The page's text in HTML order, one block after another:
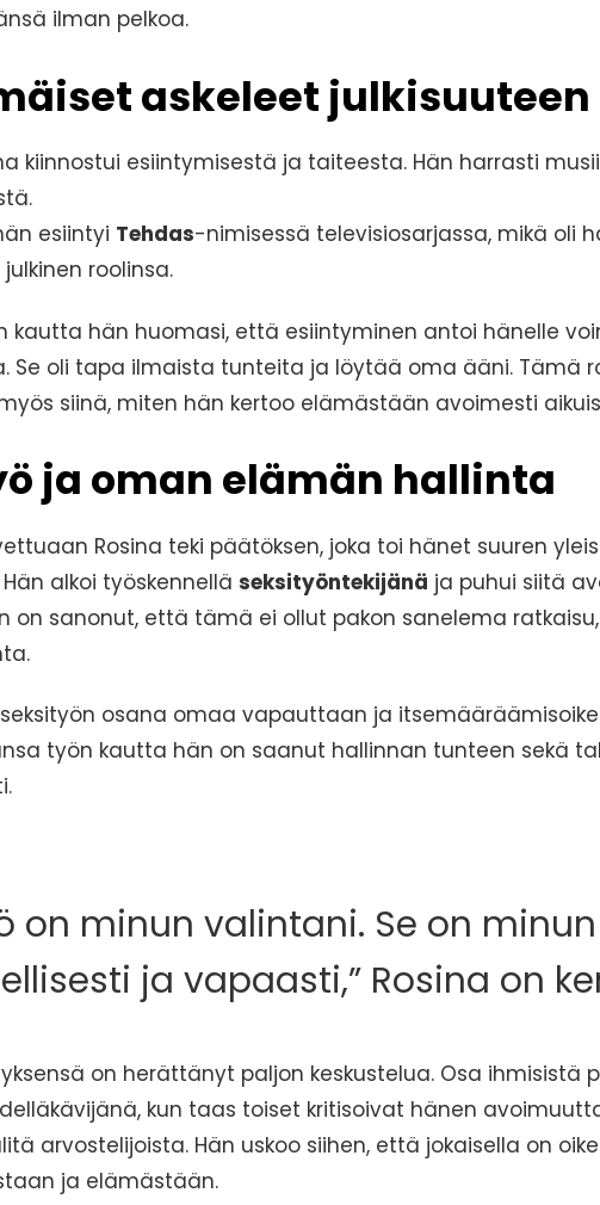
ilman pelkoa.
askeleet julkisuuteen
kiinnostui esiintymisestä ja taiteesta. Hän harrasti
esiintyi Tehdas-nimisessä televisiosarjassa, mikä oli
roolinsa.
kautta hän huomasi, että esiintyminen antoi hänelle
Se oli tapa ilmaista tunteita ja löytää oma ääni. Tämä
siinä, miten hän kertoo elämästään avoimesti
ja oman elämän hallinta
Rosina teki päätöksen, joka toi hänet suuren
alkoi työskennellä seksityöntekijänä ja puhui siitä
on sanonut, että tämä ei ollut pakon sanelema
seksityön osana omaa vapauttaan ja
työn kautta hän on saanut hallinnan tunteen sekä
on minun valintani. Se on
ja vapaasti,” Rosina on
on herättänyt paljon keskustelua. Osa ihmisistä
kun taas toiset kritisoivat hänen
arvostelijoista. Hän uskoo siihen, että jokaisella on
ja elämästään.